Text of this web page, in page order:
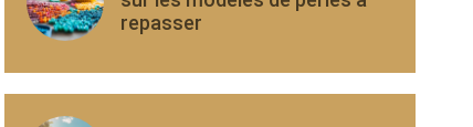
repasser